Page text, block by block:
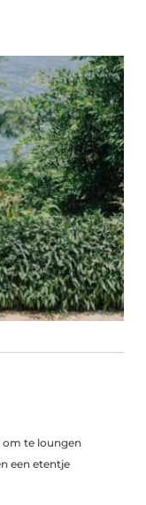
om te loungen
een etentje